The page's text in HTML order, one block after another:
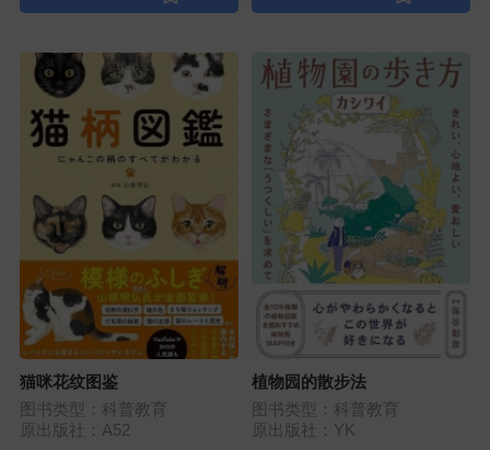
猫咪花纹图鉴
图书类型：科普教育
原出版社：A52
植物园的散步法
图书类型：科普教育
原出版社：YK